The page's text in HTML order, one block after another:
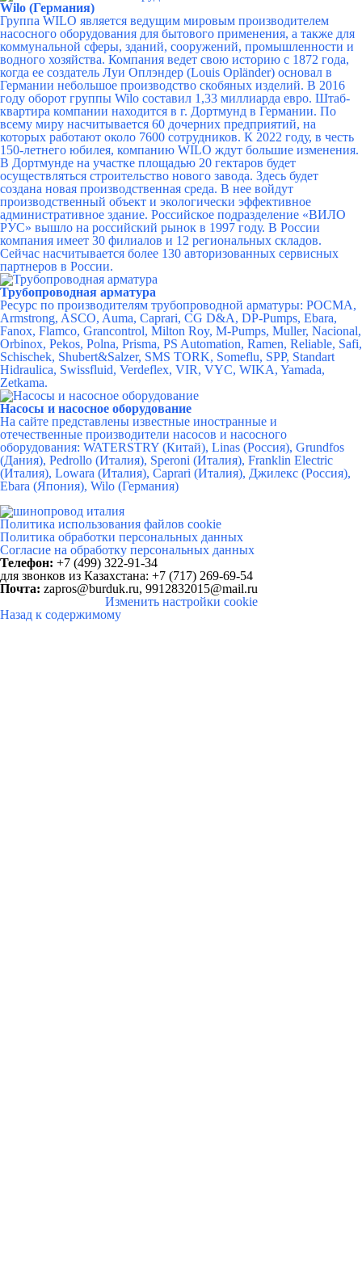
Wilo (Германия)
Группа WILO является ведущим мировым производителем
насосного оборудования для бытового применения, а также для
коммунальной сферы, зданий, сооружений, промышленности и
водного хозяйства. Компания ведет свою историю с 1872 года,
когда ее создатель Луи Оплэндер (Louis Opländer) основал в
Германии небольшое производство скобяных изделий. В 2016
году оборот группы Wilo составил 1,33 миллиарда евро. Штаб-
квартира компании находится в г. Дортмунд в Германии. По
всему миру насчитывается 60 дочерних предприятий, на
которых работают около 7600 сотрудников. К 2022 году, в честь
150-летнего юбилея, компанию WILO ждут большие изменения.
В Дортмунде на участке площадью 20 гектаров будет
осуществляться строительство нового завода. Здесь будет
создана новая производственная среда. В нее войдут
производственный объект и экологически эффективное
административное здание. Российское подразделение «ВИЛО
РУС» вышло на российский рынок в 1997 году. В России
компания имеет 30 филиалов и 12 региональных складов.
Сейчас насчитывается более 130 авторизованных сервисных
партнеров в России.
Трубопроводная арматура
Ресурс по производителям трубопроводной арматуры: РОСМА,
Armstrong, ASCO, Auma, Caprari, CG D&A, DP-Pumps, Ebara,
Fanox, Flamco, Grancontrol, Milton Roy, M-Pumps, Muller, Nacional,
Orbinox, Pekos, Polna, Prisma, PS Automation, Ramen, Reliable, Safi,
Schischek, Shubert&Salzer, SMS TORK, Someflu, SPP, Standart
Hidraulica, Swissfluid, Verdeflex, VIR, VYC, WIKA, Yamada,
Zetkama.
Насосы и насосное оборудование
На сайте представлены известные иностранные и
отечественные производители насосов и насосного
оборудования: WATERSTRY (Китай), Linas (Россия), Grundfos
(Дания), Pedrollo (Италия), Speroni (Италия), Franklin Electric
(Италия), Lowara (Италия), Caprari (Италия), Джилекс (Россия),
Ebara (Япония), Wilo (Германия)
Политика использования файлов cookie
Политика обработки персональных данных
Согласие на обработку персональных данных
Телефон: +7 (499) 322-91-34
для звонков из Казахстана: +7 (717) 269-69-54
Почта: zapros@burduk.ru, 9912832015@mail.ru
Изменить настройки cookie
Назад к содержимому